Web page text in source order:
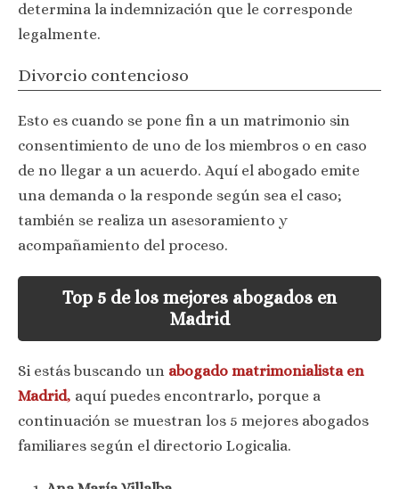
determina la indemnización que le corresponde
legalmente.
Divorcio contencioso
Esto es cuando se pone fin a un matrimonio sin
consentimiento de uno de los miembros o en caso
de no llegar a un acuerdo. Aquí el abogado emite
una demanda o la responde según sea el caso;
también se realiza un asesoramiento y
acompañamiento del proceso.
Top 5 de los mejores abogados en
Madrid
Si estás buscando un abogado matrimonialista en
Madrid, aquí puedes encontrarlo, porque a
continuación se muestran los 5 mejores abogados
familiares según el directorio Logicalia.